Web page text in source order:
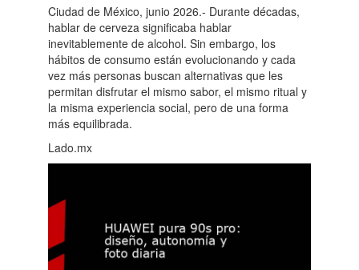
Ciudad de México, junio 2026.- Durante décadas,
hablar de cerveza significaba hablar
inevitablemente de alcohol. Sin embargo, los
hábitos de consumo están evolucionando y cada
vez más personas buscan alternativas que les
permitan disfrutar el mismo sabor, el mismo ritual y
la misma experiencia social, pero de una forma
más equilibrada.
Lado.mx